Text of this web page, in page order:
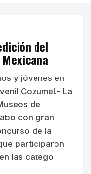
del
y jóvenes en
Cozumel.- La
de
con gran
de la
participaron
las catego